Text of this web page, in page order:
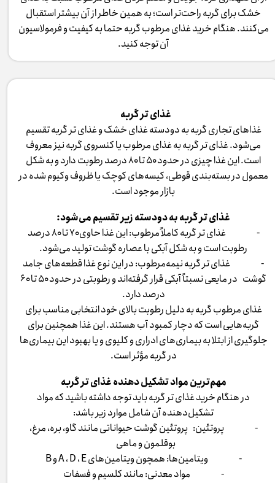
خشک برای گربه راحت‌تر است؛ به همین خاطر از آن بیشتر استقبال
می‌کنند. هنگام خرید غذای مرطوب گربه حتما به کیفیت و فرمولاسیون
آن توجه کنید.
غذای تر گربه
غذاهای تجاری گربه به دودسته غذای خشک و غذای تر گربه تقسیم
می‌شود. غذای تر گربه به غذای مرطوب یا کنسروی گربه نیز معروف
است. این غذا چیزی در حدود ۵۰ تا ۸۰ درصد رطوبت دارد و به شکل
معمول در بسته‌بندی قوطی، کیسه‌های کوچک یا ظروف وکیوم شده در
بازار موجود است.
غذای تر گربه به دودسته زیر تقسیم می‌شود:
- غذای تر گربه کاملاً مرطوب: این غذا حاوی ۷۰ تا ۸۰ درصد
رطوبت است و به شکل آبکی با عصاره گوشت تولید می‌شود.
- غذای تر گربه نیمه‌مرطوب: در این نوع غذا قطعه‌های جامد
گوشت در مایعی نسبتاً آبکی قرار گرفته‌اند و رطوبتی در حدود ۵۰ تا ۶۰
درصد دارد.
غذای مرطوب گربه به دلیل رطوبت بالای خود انتخابی مناسب برای
گربه‌هایی است که دچار کمبود آب هستند. این غذا همچنین برای
جلوگیری از ابتلا به بیماری‌های ادراری و کلیوی و یا بهبود این بیماری‌ها
در گربه مؤثر است.
مهم‌ترین مواد تشکیل دهنده غذای تر گربه
در هنگام خرید غذای تر گربه باید توجه داشته باشید که مواد
تشکیل‌دهنده آن شامل موارد زیر باشد:
- پروتئین: پروتئین گوشت حیواناتی مانند گاو، بره، مرغ،
بوقلمون و ماهی
- ویتامین‌ها: همچون ویتامین‌های A ، D ، E و B
- مواد معدنی: مانند کلسیم و فسفات